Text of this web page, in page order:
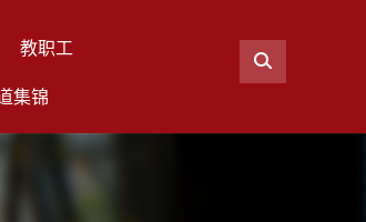
教职工
集锦